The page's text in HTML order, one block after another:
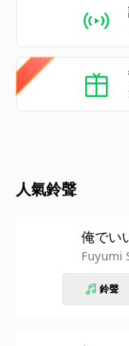
人氣鈴聲
俺でい
Fuyumi
鈴聲